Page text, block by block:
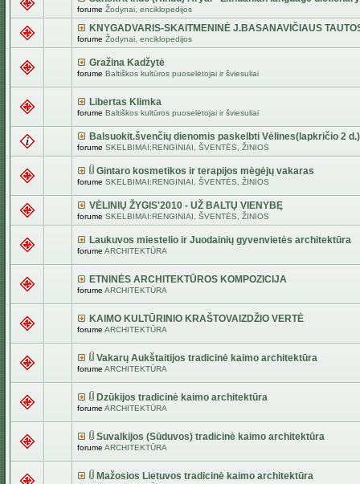
forume Žodynai, enciklopedijos
KNYGADVARIS-SKAITMENINĖ J.BASANAVIČIAUS
forume Žodynai, enciklopedijos
Gražina Kadžytė
forume Baltiškos kultūros puoselėtojai ir šviesuliai
Libertas Klimka
forume Baltiškos kultūros puoselėtojai ir šviesuliai
Balsuokit.švenčių dienomis paskelbti Vėlines(lapkričio 2 d.)
forume SKELBIMAI:RENGINIAI, ŠVENTĖS, ŽINIOS
Gintaro kosmetikos ir terapijos mėgėjų vakaras
forume SKELBIMAI:RENGINIAI, ŠVENTĖS, ŽINIOS
VĖLINIŲ ŽYGIS'2010 - UŽ BALTŲ VIENYBĘ
forume SKELBIMAI:RENGINIAI, ŠVENTĖS, ŽINIOS
Laukuvos miestelio ir Juodainių gyvenvietės architektūra
forume ARCHITEKTŪRA
ETNINĖS ARCHITEKTŪROS KOMPOZICIJA
forume ARCHITEKTŪRA
KAIMO KULTŪRINIO KRAŠTOVAIZDŽIO VERTĖ
forume ARCHITEKTŪRA
Vakarų Aukštaitijos tradicinė kaimo architektūra
forume ARCHITEKTŪRA
Dzūkijos tradicinė kaimo architektūra
forume ARCHITEKTŪRA
Suvalkijos (Sūduvos) tradicinė kaimo architektūra
forume ARCHITEKTŪRA
Mažosios Lietuvos tradicinė kaimo architektūra